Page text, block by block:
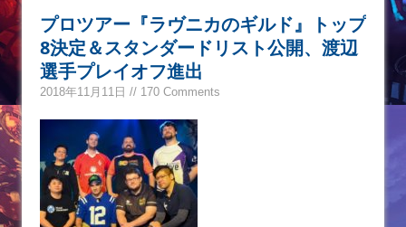
プロツアー『ラヴニカのギルド』トップ
8決定＆スタンダードリスト公開、渡辺
選手プレイオフ進出
2018年11月11日 // 170 Comments